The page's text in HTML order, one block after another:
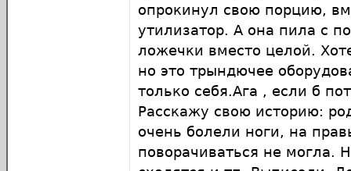
опрокинул свою порцию,
утилизатор. А она пила с
ложечки вместо целой.
но это трындючее
только себя.Ага , если б
Расскажу свою историю:
очень болели ноги, на
поворачиваться не могла.